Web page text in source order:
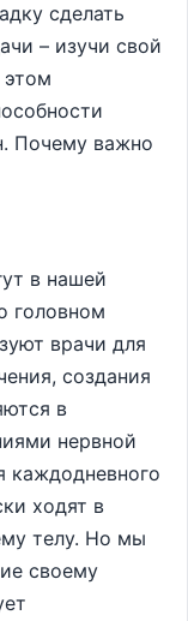
сделать
– изучи свой
Почему важно
в нашей
головном
врачи для
создания
в
нервной
каждодневного
ходят в
телу. Но мы
своему